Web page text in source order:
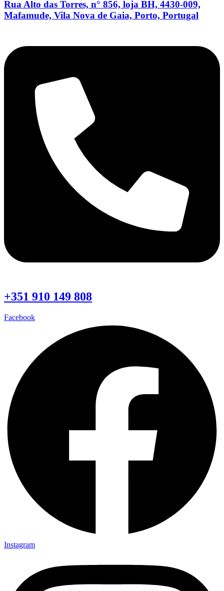
Rua Alto das Torres, n° 856, loja BH, 4430-009,
Mafamude, Vila Nova de Gaia, Porto, Portugal
+351 910 149 808
Facebook
Instagram